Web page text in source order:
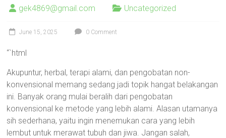
gek4869@gmail.com Uncategorized
June 15, 2025 0 Comment
“`html
Akupuntur, herbal, terapi alami, dan pengobatan non-
konvensional memang sedang jadi topik hangat belakangan
ini. Banyak orang mulai beralih dari pengobatan
konvensional ke metode yang lebih alami. Alasan utamanya
sih sederhana, yaitu ingin menemukan cara yang lebih
lembut untuk merawat tubuh dan jiwa. Jangan salah,